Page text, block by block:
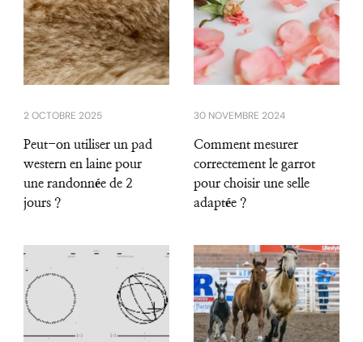
2 OCTOBRE 2025
Peut-on utiliser un pad
western en laine pour
une randonnée de 2
jours ?
30 NOVEMBRE 2024
Comment mesurer
correctement le garrot
pour choisir une selle
adaptée ?